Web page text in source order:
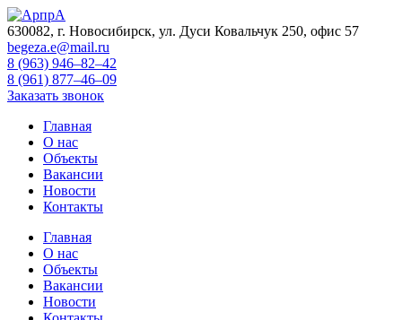
630082, г. Новосибирск, ул. Дуси Ковальчук 250, офис 57
begeza.e@mail.ru
8 (963) 946–82–42
8 (961) 877–46–09
Заказать звонок
Главная
О нас
Объекты
Вакансии
Новости
Контакты
Главная
О нас
Объекты
Вакансии
Новости